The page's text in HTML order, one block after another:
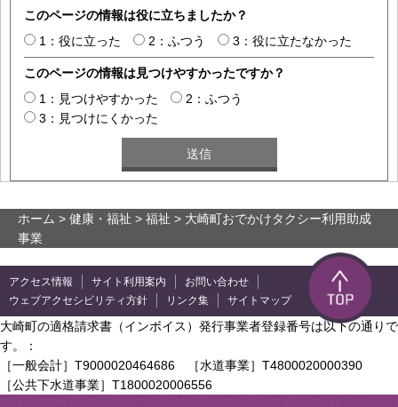
このページの情報は役に立ちましたか？
1：役に立った
2：ふつう 3：役に立たなかった
このページの情報は見つけやすかったですか？
1：見つけやすかった
2：ふつう
3：見つけにくかった
ホーム > 健康・福祉 > 福祉 > 大崎町おでかけタクシー利用助成
事業
アクセス情報 サイト利用案内
お問い合わせ
ウェブアクセシビリティ方針
リンク集 サイトマップ
大崎町の適格請求書（インボイス）発行事業者登録番号は以下の通りで
す。：
［一般会計］T9000020464686 ［水道事業］T4800020000390
［公共下水道事業］T1800020006556